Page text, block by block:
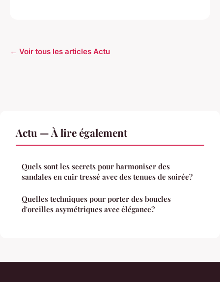
← Voir tous les articles Actu
Actu — À lire également
Quels sont les secrets pour harmoniser des
sandales en cuir tressé avec des tenues de soirée?
Quelles techniques pour porter des boucles
d'oreilles asymétriques avec élégance?